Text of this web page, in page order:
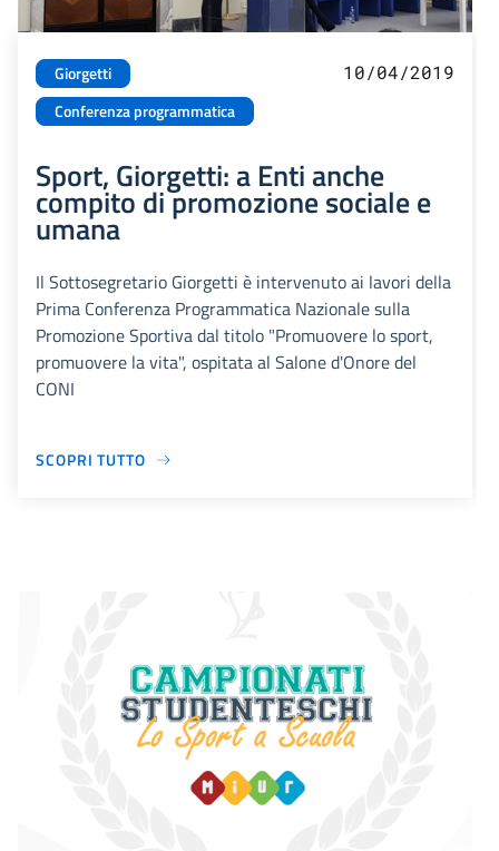
Giorgetti
Conferenza programmatica
10/04/2019
Sport, Giorgetti: a Enti anche
compito di promozione sociale e
umana
Il Sottosegretario Giorgetti è intervenuto ai lavori della
Prima Conferenza Programmatica Nazionale sulla
Promozione Sportiva dal titolo "Promuovere lo sport,
promuovere la vita", ospitata al Salone d'Onore del
CONI
SCOPRI TUTTO